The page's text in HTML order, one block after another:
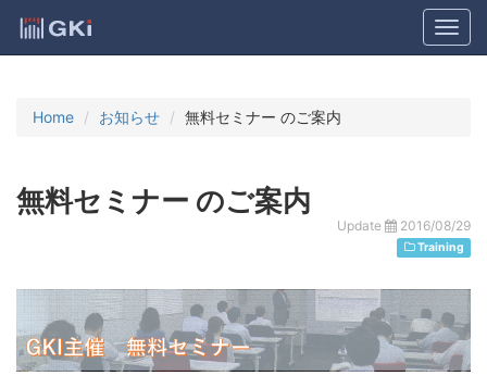
Home お知らせ 無料セミナー のご案内
無料セミナー のご案内
Update 2016/08/29
Training